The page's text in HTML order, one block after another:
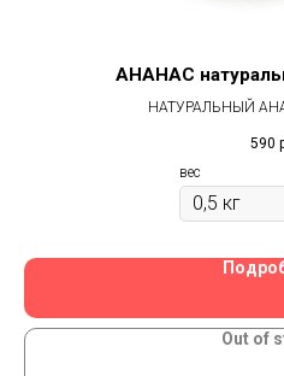
АНАНАС
НАТУРАЛЬНЫЙ
590
вес
Out of